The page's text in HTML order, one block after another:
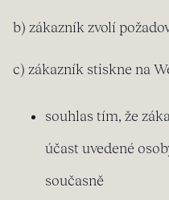
b) zákazník zvolí
c) zákazník stiskne na
souhlas tím, že
účast uvedené
současně